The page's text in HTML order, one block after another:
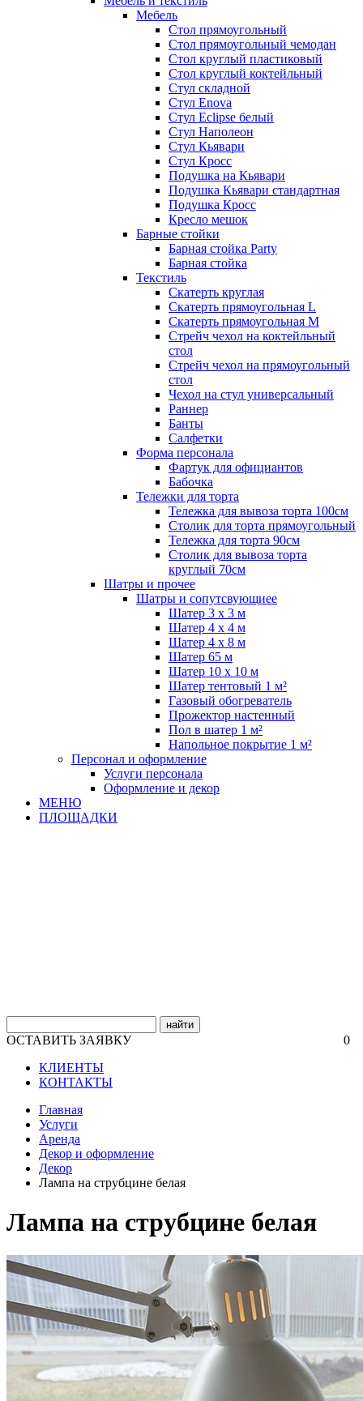
Мебель
Стол прямоугольный
Стол прямоугольный чемодан
Стол круглый пластиковый
Стол круглый коктейльный
Стул складной
Стул Enova
Стул Eclipse белый
Стул Наполеон
Стул Кьявари
Стул Кросс
Подушка на Кьявари
Подушка Кьявари стандартная
Подушка Кросс
Кресло мешок
Барные стойки
Барная стойка Party
Барная стойка
Текстиль
Скатерть круглая
Скатерть прямоугольная L
Скатерть прямоугольная M
Стрейч чехол на коктейльный
стол
Стрейч чехол на прямоугольный
стол
Чехол на стул универсальный
Раннер
Банты
Салфетки
Форма персонала
Фартук для официантов
Бабочка
Тележки для торта
Тележка для вывоза торта 100см
Столик для торта прямоугольный
Тележка для торта 90см
Столик для вывоза торта
круглый 70см
Шатры и прочее
Шатры и сопутсвующиее
Шатер 3 х 3 м
Шатер 4 х 4 м
Шатер 4 х 8 м
Шатер 65 м
Шатер 10 х 10 м
Шатер тентовый 1 м²
Газовый обогреватель
Прожектор настенный
Пол в шатер 1 м²
Напольное покрытие 1 м²
Персонал и оформление
Услуги персонала
Оформление и декор
МЕНЮ
ПЛОЩАДКИ
найти
0
ОСТАВИТЬ ЗАЯВКУ
КЛИЕНТЫ
КОНТАКТЫ
Главная
Услуги
Аренда
Декор и оформление
Декор
Лампа на струбцине белая
Лампа на струбцине белая